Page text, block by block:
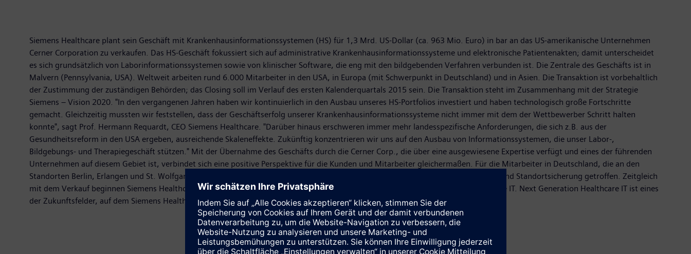
Siemens Healthcare plant sein Geschäft mit Krankenhausinformationssystemen (HS) für 1,3 Mrd. US-Dollar (ca. 963 Mio. Euro) in bar an das US-amerikanische Unternehmen
Cerner Corporation zu verkaufen. Das HS-Geschäft fokussiert sich auf administrative Krankenhausinformationssysteme und elektronische Patientenakten; damit unterscheidet
es sich grundsätzlich von Laborinformationssystemen sowie von klinischer Software, die eng mit den bildgebenden Verfahren verbunden ist. Die Zentrale des Geschäfts ist in
Malvern (Pennsylvania, USA). Weltweit arbeiten rund 6.000 Mitarbeiter in den USA, in Europa (mit Schwerpunkt in Deutschland) und in Asien. Die Transaktion ist vorbehaltlich
der Zustimmung der zuständigen Behörden; das Closing soll im Verlauf des ersten Kalenderquartals 2015 sein. Die Transaktion steht im Zusammenhang mit der Strategie
Siemens – Vision 2020. "In den vergangenen Jahren haben wir kontinuierlich in den Ausbau unseres HS-Portfolios investiert und haben technologisch große Fortschritte
gemacht. Gleichzeitig mussten wir feststellen, dass der Geschäftserfolg unserer Krankenhausinformationssysteme nicht immer mit dem der Wettbewerber Schritt halten
konnte", sagt Prof. Hermann Requardt, CEO Siemens Healthcare. "Darüber hinaus erschweren immer mehr landesspezifische Anforderungen, die sich z.B. aus der
Gesundheitsreform in den USA ergeben, ausreichende Skaleneffekte. Zukünftig konzentrieren wir uns auf den Ausbau von Informationssystemen, die unser Labor-,
Bildgebungs- und Therapiegeschäft stützen." Mit der Übernahme des Geschäfts durch die Cerner Corp., die über eine ausgewiesene Expertise verfügt und eines der führenden
Unternehmen auf diesem Gebiet ist, verbindet sich eine positive Perspektive für die Kunden und Mitarbeiter gleichermaßen. Für die Mitarbeiter in Deutschland, die an den
Standorten Berlin, Erlangen und St. Wolfgang arbeiten, wurden für die kommenden drei Jahre Vereinbarungen zur Beschäftigungs- und Standortsicherung getroffen. Zeitgleich
mit dem Verkauf beginnen Siemens Healthcare und Cerner eine strategische Partnerschaft im Bereich der Next Generation Healthcare IT. Next Generation Healthcare IT ist eines
der Zukunftsfelder, auf dem Siemens Healthcare verstärkt aktiv werden will.